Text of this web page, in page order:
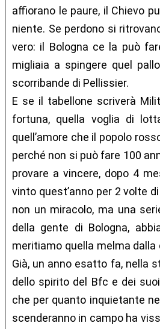
affiorano le paure, il Chievo
niente. Se perdono si
vero: il Bologna ce la può
migliaia a spingere quel
scorribande di Pellissier.
E se il tabellone scriverà
fortuna, quella voglia di
quell’amore che il popolo
perché non si può fare 100
provare a vincere, dopo 4
vinto quest’anno per 2 volte
non un miracolo, ma una
della gente di Bologna,
meritiamo quella melma
Già, un anno esatto fa, nella
dello spirito del Bfc e dei
che per quanto inquietante
scenderanno in campo ha